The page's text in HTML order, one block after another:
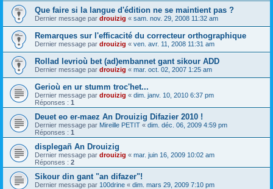
Que faire si la langue d'édition ne se maintient pas ?
Dernier message par drouizig « sam. nov. 29, 2008 11:32 am
Remarques sur l'efficacité du correcteur orthographique
Dernier message par drouizig « ven. avr. 11, 2008 11:31 am
Rollad levrioù bet (ad)embannet gant sikour ADD
Dernier message par drouizig « mar. oct. 02, 2007 1:25 am
Gerioù en ur stumm troc'het...
Dernier message par drouizig « dim. janv. 10, 2010 6:37 pm
Réponses : 1
Deuet eo er-maez An Drouizig Difazier 2010 !
Dernier message par Mireille PETIT « dim. déc. 06, 2009 4:59 pm
Réponses : 1
displegañ An Drouizig
Dernier message par drouizig « mar. juin 16, 2009 10:02 am
Réponses : 2
Sikour din gant "an difazer"!
Dernier message par 100drine « dim. mars 29, 2009 7:10 pm